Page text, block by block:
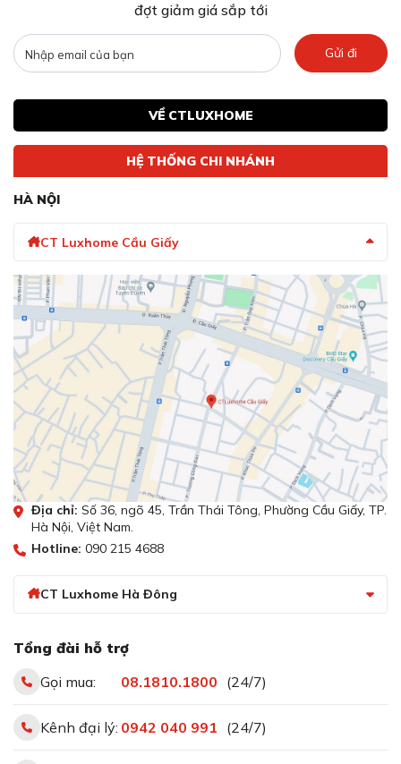
đợt giảm giá sắp tới
Gửi đi
VỀ CTLUXHOME
HỆ THỐNG CHI NHÁNH
HÀ NỘI
CT Luxhome Cầu Giấy
Địa chỉ: Số 36, ngõ 45, Trần Thái Tông, Phường Cầu Giấy, TP.
Hà Nội, Việt Nam.
Hotline: 090 215 4688
CT Luxhome Hà Đông
Tổng đài hỗ trợ
Gọi mua:
08.1810.1800 (24/7)
Kênh đại lý: 0942 040 991 (24/7)